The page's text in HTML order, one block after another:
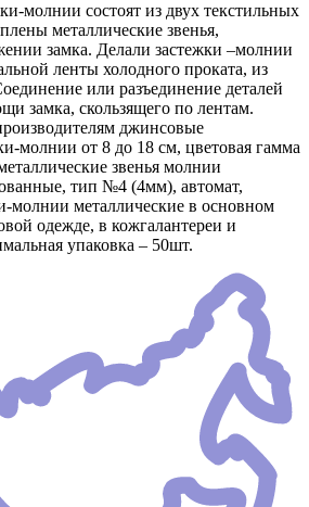
молнии состоят из двух текстильных
металлические звенья,
замка. Делали застежки –молнии
ленты холодного проката, из
или разъединение деталей
замка, скользящего по лентам.
джинсовые
молнии от 8 до 18 см, цветовая гамма
звенья молнии
тип №4 (4мм), автомат,
молнии металлические в основном
одежде, в кожгалантереи и
упаковка – 50шт.